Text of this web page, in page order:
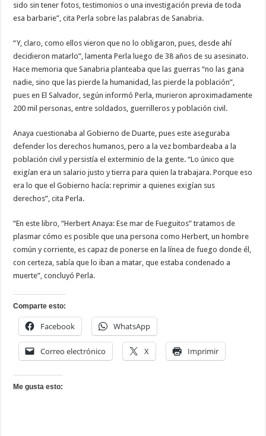
sido sin tener fotos, testimonios o una investigación previa de toda
esa barbarie”, cita Perla sobre las palabras de Sanabria.
“Y, claro, como ellos vieron que no lo obligaron, pues, desde ahí
decidieron matarlo”, lamenta Perla luego de 38 años de su asesinato.
Hace memoria que Sanabria planteaba que las guerras “no las gana
nadie, sino que las pierde la humanidad, las pierde la población”,
pues en El Salvador, según informó Perla, murieron aproximadamente
200 mil personas, entre soldados, guerrilleros y población civil.
Anaya cuestionaba al Gobierno de Duarte, pues este aseguraba
defender los derechos humanos, pero a la vez bombardeaba a la
población civil y persistía el exterminio de la gente. “Lo único que
exigían era un salario justo y tierra para quien la trabajara. Porque eso
era lo que el Gobierno hacía: reprimir a quienes exigían sus
derechos”, cita Perla.
“En este libro, “Herbert Anaya: Ese mar de Fueguitos” tratamos de
plasmar cómo es posible que una persona como Herbert, un hombre
común y corriente, es capaz de ponerse en la línea de fuego donde él,
con certeza, sabía que lo iban a matar, que estaba condenado a
muerte”, concluyó Perla.
Comparte esto:
Facebook WhatsApp
Correo electrónico X Imprimir
Me gusta esto: